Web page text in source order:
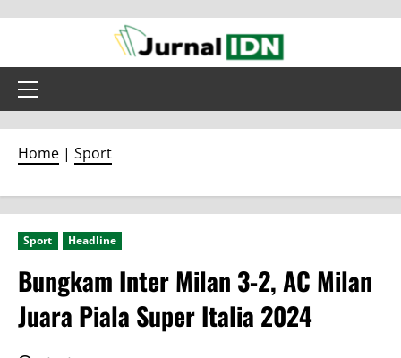
content
Primary
Home | Sport
Sport Headline
Bungkam Inter Milan 3-2, AC Milan
Juara Piala Super Italia 2024